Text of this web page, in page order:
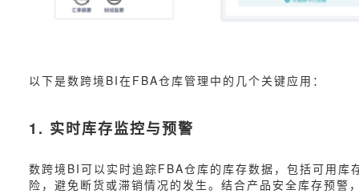
以下是数跨境BI在FBA仓库管理中的几个关键应用：
1. 实时库存监控与预警
数跨境BI可以实时追踪FBA仓库的库存数据，包括可用
险，避免断货或滞销情况的发生。结合产品安全库存预